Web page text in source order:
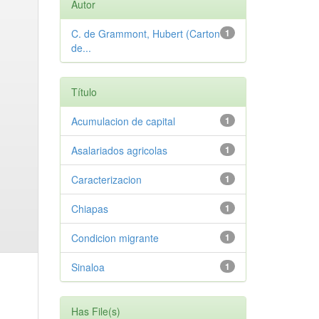
Autor
1
C. de Grammont, Hubert (Carton
de...
Título
1
Acumulacion de capital
1
Asalariados agricolas
1
Caracterizacion
1
Chiapas
1
Condicion migrante
1
Sinaloa
Has File(s)